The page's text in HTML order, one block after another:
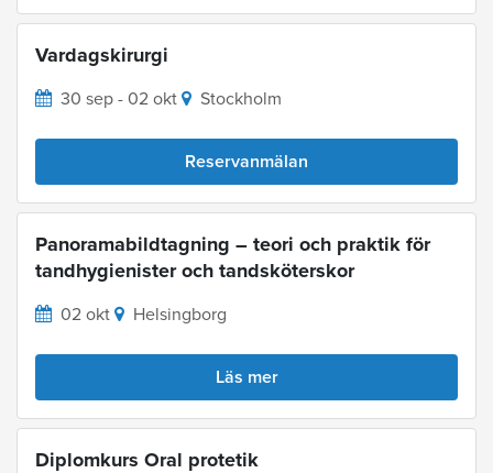
Vardagskirurgi
30 sep - 02 okt Stockholm
Reservanmälan
Panoramabildtagning – teori och praktik för
tandhygienister och tandsköterskor
02 okt Helsingborg
Läs mer
Diplomkurs Oral protetik